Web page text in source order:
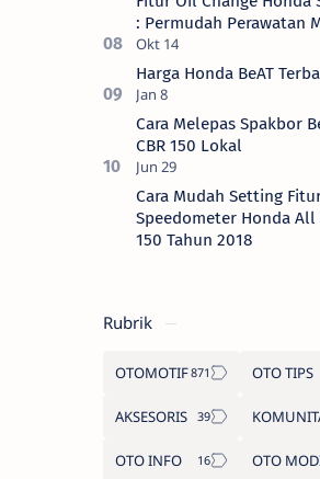
: Permudah Perawatan
Harga Honda BeAT
Cara Melepas Spakbor
CBR 150 Lokal
Cara Mudah Setting
Speedometer Honda All
150 Tahun 2018
Rubrik
OTOMOTIF OTO TIPS
AKSESORIS
OTO INFO OTO